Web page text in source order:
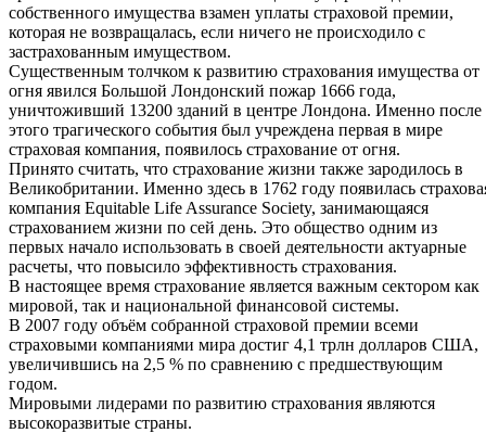
собственного имущества взамен уплаты страховой премии,
которая не возвращалась, если ничего не происходило с
застрахованным имуществом.
Существенным толчком к развитию страхования имущества от
огня явился Большой Лондонский пожар 1666 года,
уничтоживший 13200 зданий в центре Лондона. Именно после
этого трагического события был учреждена первая в мире
страховая компания, появилось страхование от огня.
Принято считать, что страхование жизни также зародилось в
Великобритании. Именно здесь в 1762 году появилась
компания Equitable Life Assurance Society, занимающаяся
страхованием жизни по сей день. Это общество одним из
первых начало использовать в своей деятельности актуарные
расчеты, что повысило эффективность страхования.
В настоящее время страхование является важным сектором как
мировой, так и национальной финансовой системы.
В 2007 году объём собранной страховой премии всеми
страховыми компаниями мира достиг 4,1 трлн долларов США,
увеличившись на 2,5 % по сравнению с предшествующим
годом.
Мировыми лидерами по развитию страхования являются
высокоразвитые страны.